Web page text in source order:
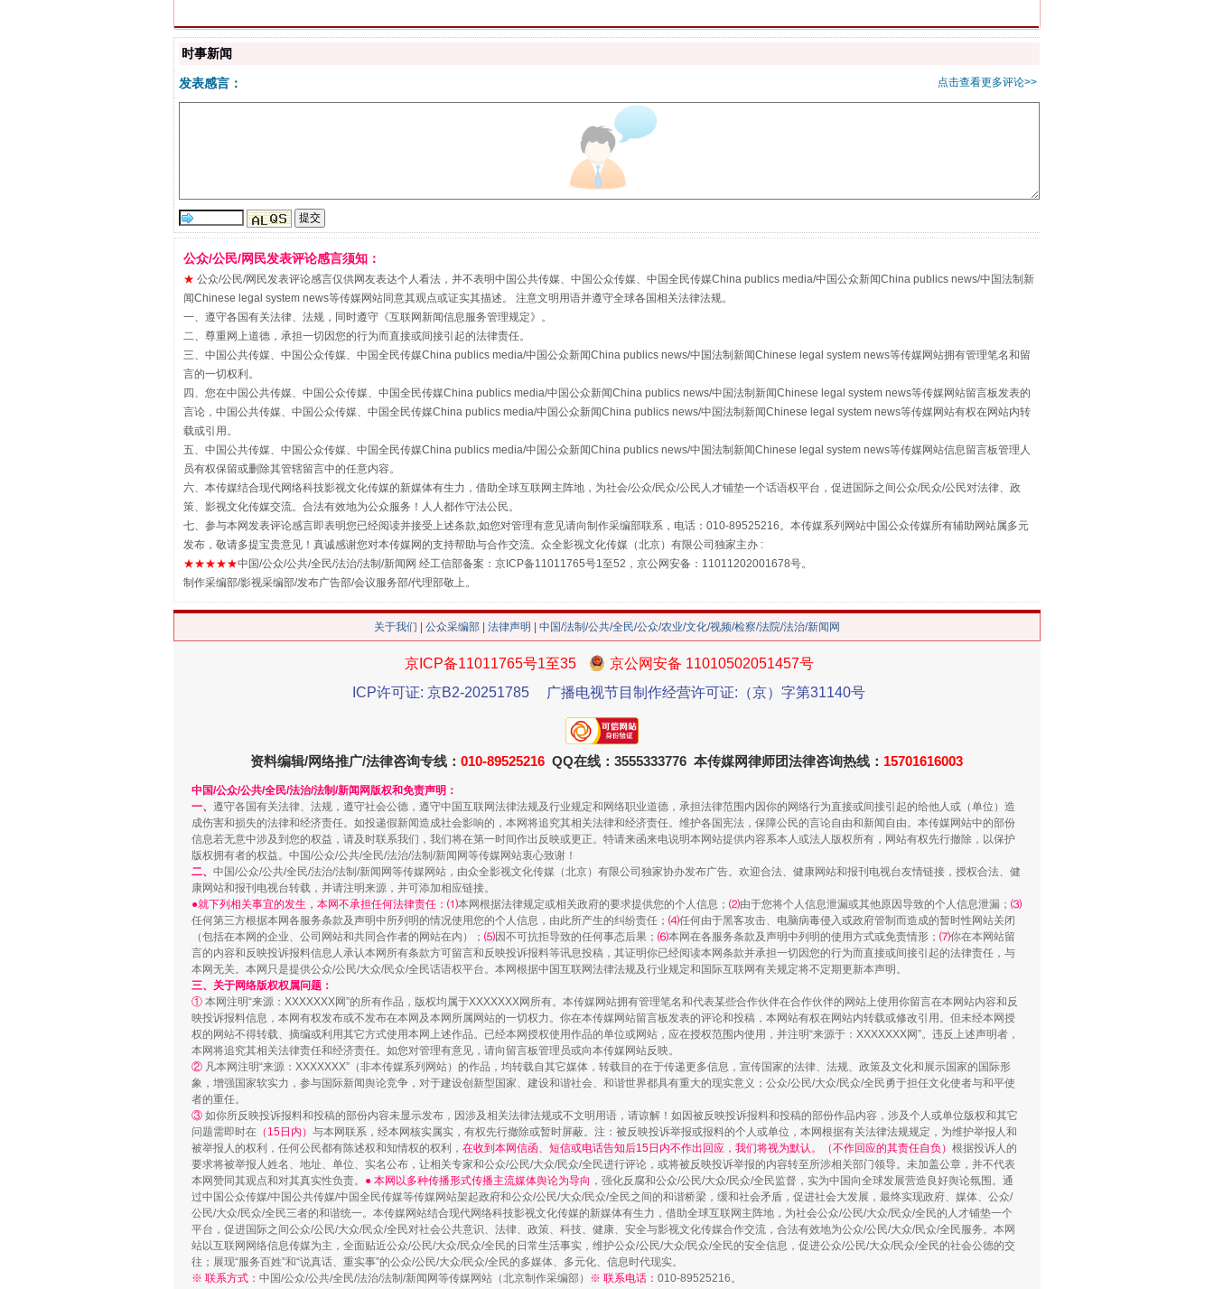
“刷贴”乱象丛生
生物安全法正式实施 别拿“量子”当幌子
揭批美国五大"原罪"
解纷+调解+退费，一次搞定
走近一线检察官
漫山遍野的桃花与雪山、麦地、白藏房
招工难、用工荒背后
送你一朵小红花
侵吞公款13万，颠沛流离20年
时事新闻
点击查看更多评论>>
发表感言：
公众/公民/网民发表评论感言须知：
★ 公众/公民/网民发表评论感言仅供网友表达个人看法，并不表明中国公共传媒、中国公众传媒、中国全民传媒China publics media/中国公众新闻China publics news/中国法制新
闻Chinese legal system news等传媒网站同意其观点或证实其描述。 注意文明用语并遵守全球各国相关法律法规。
一、遵守各国有关法律、法规，同时遵守《互联网新闻信息服务管理规定》。
二、尊重网上道德，承担一切因您的行为而直接或间接引起的法律责任。
三、中国公共传媒、中国公众传媒、中国全民传媒China publics media/中国公众新闻China publics news/中国法制新闻Chinese legal system news等传媒网站拥有管理笔名和留
言的一切权利。
四、您在中国公共传媒、中国公众传媒、中国全民传媒China publics media/中国公众新闻China publics news/中国法制新闻Chinese legal system news等传媒网站留言板发表的
言论，中国公共传媒、中国公众传媒、中国全民传媒China publics media/中国公众新闻China publics news/中国法制新闻Chinese legal system news等传媒网站有权在网站内转
载或引用。
五、中国公共传媒、中国公众传媒、中国全民传媒China publics media/中国公众新闻China publics news/中国法制新闻Chinese legal system news等传媒网站信息留言板管理人
员有权保留或删除其管辖留言中的任意内容。
六、本传媒结合现代网络科技影视文化传媒的新媒体有生力，借助全球互联网主阵地，为社会/公众/民众/公民人才铺垫一个话语权平台，促进国际之间公众/民众/公民对法律、政
策、影视文化传媒交流。合法有效地为公众服务！人人都作守法公民。
七、参与本网发表评论感言即表明您已经阅读并接受上述条款,如您对管理有意见请向制作采编部联系，电话：010-89525216。本传媒系列网站中国公众传媒所有辅助网站属多元
发布，敬请多提宝贵意见！真诚感谢您对本传媒网的支持帮助与合作交流。众全影视文化传媒（北京）有限公司独家主办 :
★★★★★中国/公众/公共/全民/法治/法制/新闻网 经工信部备案：京ICP备11011765号1至52，京公网安备：11011202001678号。
制作采编部/影视采编部/发布广告部/会议服务部/代理部敬上。
关于我们 公众采编部 法律声明 | 中国/法制/公共/全民/公众/农业/文化/视频/检察/法院/法治/新闻网
京ICP备11011765号1至35
京公网安备 11010502051457号
ICP许可证: 京B2-20251785
广播电视节目制作经营许可证:（京）字第31140号
资料编辑/网络推广/法律咨询专线： 010-89525216 QQ在线：3555333776 本传媒网律师团法律咨询热线： 15701616003
中国/公众/公共/全民/法治/法制/新闻网版权和免责声明：
一、 遵守各国有关法律、法规，遵守社会公德，遵守中国互联网法律法规及行业规定和网络职业道德，承担法律范围内因你的网络行为直接或间接引起的给他人或（单位）造
成伤害和损失的法律和经济责任。如投递假新闻造成社会影响的，本网将追究其相关法律和经济责任。维护各国宪法，保障公民的言论自由和新闻自由。本传媒网站中的部份
信息若无意中涉及到您的权益，请及时联系我们，我们将在第一时间作出反映或更正。特请来函来电说明本网站提供内容系本人或法人版权所有，网站有权先行撤除，以保护
版权拥有者的权益。中国/公众/公共/全民/法治/法制/新闻网等传媒网站衷心致谢！
二、 中国/公众/公共/全民/法治/法制/新闻网等传媒网站，由众全影视文化传媒（北京）有限公司独家协办发布广告。欢迎合法、健康网站和报刊电视台友情链接，授权合法、健
康网站和报刊电视台转载，并请注明来源，并可添加相应链接。
●就下列相关事宜的发生，本网不承担任何法律责任：⑴本网根据法律规定或相关政府的要求提供您的个人信息； ⑵由于您将个人信息泄漏或其他原因导致的个人信息泄漏； ⑶
任何第三方根据本网各服务条款及声明中所列明的情况使用您的个人信息，由此所产生的纠纷责任； ⑷任何由于黑客攻击、电脑病毒侵入或政府管制而造成的暂时性网站关闭
（包括在本网的企业、公司网站和共同合作者的网站在内）； ⑸因不可抗拒导致的任何事态后果； ⑹本网在各服务条款及声明中列明的使用方式或免责情形； ⑺你在本网站留
言的内容和反映投诉报料信息人承认本网所有条款方可留言和反映投诉报料等讯息投稿，其证明你已经阅读本网条款并承担一切因您的行为而直接或间接引起的法律责任，与
本网无关。本网只是提供公众/公民/大众/民众/全民话语权平台。本网根据中国互联网法律法规及行业规定和国际互联网有关规定将不定期更新本声明。
三、关于网络版权权属问题：
① 本网注明“来源：XXXXXXX网”的所有作品，版权均属于XXXXXXX网所有。本传媒网站拥有管理笔名和代表某些合作伙伴在合作伙伴的网站上使用你留言在本网站内容和反
映投诉报料信息，本网有权发布或不发布在本网及本网所属网站的一切权力。你在本传媒网站留言板发表的评论和投稿，本网站有权在网站内转载或修改引用。但未经本网授
权的网站不得转载、摘编或利用其它方式使用本网上述作品。已经本网授权使用作品的单位或网站，应在授权范围内使用，并注明“来源于：XXXXXXX网”。违反上述声明者，
本网将追究其相关法律责任和经济责任。如您对管理有意见，请向留言板管理员或向本传媒网站反映。
② 凡本网注明“来源：XXXXXXX”（非本传媒系列网站）的作品，均转载自其它媒体，转载目的在于传递更多信息，宣传国家的法律、法规、政策及文化和展示国家的国际形
象，增强国家软实力，参与国际新闻舆论竞争，对于建设创新型国家、建设和谐社会、和谐世界都具有重大的现实意义；公众/公民/大众/民众/全民勇于担任文化使者与和平使
者的重任。
③ 如你所反映投诉报料和投稿的部份内容未显示发布，因涉及相关法律法规或不文明用语，请谅解！如因被反映投诉报料和投稿的部份作品内容，涉及个人或单位版权和其它
问题需即时在 （15日内） 与本网联系，经本网核实属实，有权先行撤除或暂时屏蔽。注：被反映投诉举报或报料的个人或单位，本网根据有关法律法规规定，为维护举报人和
被举报人的权利，任何公民都有陈述权和知情权的权利， 在收到本网信函、短信或电话告知后15日内不作出回应，我们将视为默认。（不作回应的其责任自负） 根据投诉人的
要求将被举报人姓名、地址、单位、实名公布，让相关专家和公众/公民/大众/民众/全民进行评论，或将被反映投诉举报的内容转至所涉相关部门领导。未加盖公章，并不代表
本网赞同其观点和对其真实性负责。 ● 本网以多种传播形式传播主流媒体舆论为导向 ，强化反腐和公众/公民/大众/民众/全民监督，实为中国向全球发展营造良好舆论氛围。通
过中国公众传媒/中国公共传媒/中国全民传媒等传媒网站架起政府和公众/公民/大众/民众/全民之间的和谐桥梁，缓和社会矛盾，促进社会大发展，最终实现政府、媒体、公众/
公民/大众/民众/全民三者的和谐统一。本传媒网站结合现代网络科技影视文化传媒的新媒体有生力，借助全球互联网主阵地，为社会公众/公民/大众/民众/全民的人才铺垫一个
平台，促进国际之间公众/公民/大众/民众/全民对社会公共意识、法律、政策、科技、健康、安全与影视文化传媒合作交流，合法有效地为公众/公民/大众/民众/全民服务。本网
站以互联网网络信息传媒为主，全面贴近公众/公民/大众/民众/全民的日常生活事实，维护公众/公民/大众/民众/全民的安全信息，促进公众/公民/大众/民众/全民的社会公德的交
往；展现“服务百姓”和“说真话、重实事”的公众/公民/大众/民众/全民的多媒体、多元化、信息时代现实。
※ 联系方式： 中国/公众/公共/全民/法治/法制/新闻网等传媒网站（北京制作采编部） ※ 联系电话： 010-89525216。